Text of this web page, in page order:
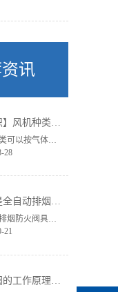
讯
【知识】风机种类浅析
风机分类可以按气体流动的方向，分为离心式、轴流式、斜流式和横流式等类型。
28
什么是全自动排烟防火阀？
全自动排烟防火阀具有电控开启、手动开启、温控关闭，手动复位，电动复位，输出开、关信号和联锁信号等功能。
21